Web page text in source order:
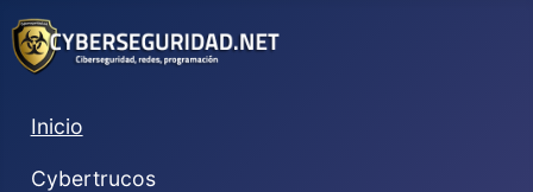
Inicio
Cybertrucos